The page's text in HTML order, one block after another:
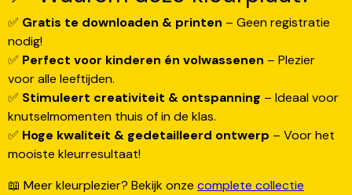
✅ Gratis te downloaden & printen – Geen registratie
nodig!
✅ Perfect voor kinderen én volwassenen – Plezier
voor alle leeftijden.
✅ Stimuleert creativiteit & ontspanning – Ideaal voor
knutselmomenten thuis of in de klas.
✅ Hoge kwaliteit & gedetailleerd ontwerp – Voor het
mooiste kleurresultaat!
📖 Meer kleurplezier? Bekijk onze complete collectie